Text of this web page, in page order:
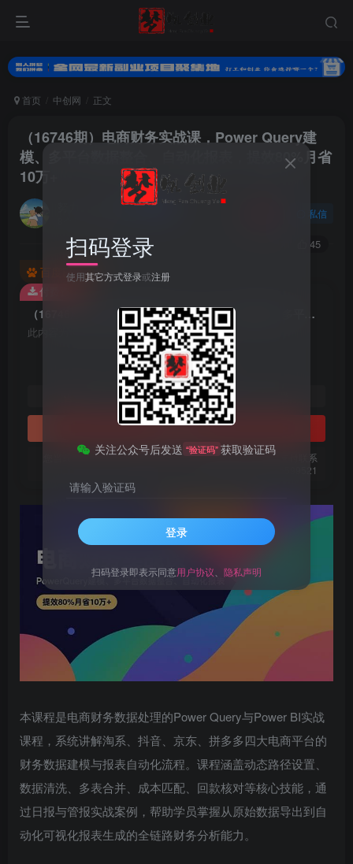
首页 中创网 正文
（16746期）电商财务实战课，Power Query建
模、多平台数据整合、自动化报表，提效80%月省
10万+
私信
45
百度已收录
（16746期）电商财务实战课，Power Query建模、多平台数据整合、自动化报表，提效80%月省10万+
此内容为付费资源，请付费后查看
梦币9.9
梦币1 钻石会员
立即购买
您当前未登录！建议登陆后购买，可保存购买订单。微信支付联系
微信：chen185599521
付费资源
本课程是电商财务数据处理的Power Query与Power BI实战
课程，系统讲解淘系、抖音、京东、拼多多四大电商平台的
财务数据建模与报表自动化流程。课程涵盖动态路径设置、
数据清洗、多表合并、成本匹配、回款核对等核心技能，通
过日报与管报实战案例，帮助学员掌握从原始数据导出到自
动化可视化报表生成的全链路财务分析能力。
扫码登录
使用其它方式登录或注册
关注公众号后发送 “验证码” 获取验证码
请输入验证码
登录
扫码登录即表示同意用户协议 隐私声明